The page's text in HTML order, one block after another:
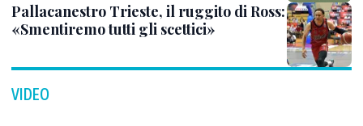
Pallacanestro Trieste, il ruggito di Ross:
«Smentiremo tutti gli scettici»
VIDEO